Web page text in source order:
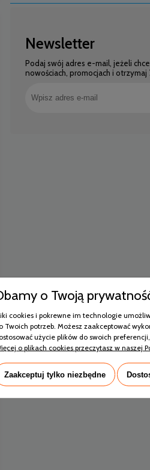
Newsletter
Podaj swój adres e-mail, jeżeli
nowościach, promocjach i otrzymaj
o Twoją
cookies i pokrewne im technologie
Twoich potrzeb. Możesz zaakceptować
użycie plików do swoich
o plikach cookies przeczytasz w naszej
Zaakceptuj tylko niezbędne